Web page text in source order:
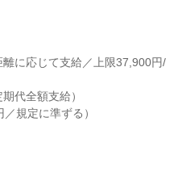
離に応じて支給／上限37,900円/
代全額支給）
規定に準ずる）